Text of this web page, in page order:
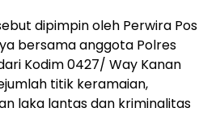
dipimpin oleh Perwira Pos
bersama anggota Polres
Kodim 0427/ Way Kanan
titik keramaian,
laka lantas dan kriminalitas